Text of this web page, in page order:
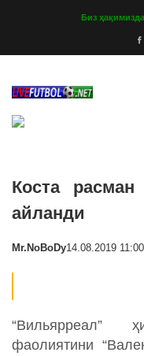
Биз ҳақимизда
Коста расман
айланди
Mr.NoBoDy14.08.2019 11:00
“Вильярреал”
фаолиятини